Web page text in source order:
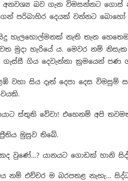
බව ගැන විමසන්නට ගොස්
පරිබාහිර දෙයක් වන්නට බොහෝ
හැලහොල්මනක් නැති තැන
මුදා හැරියේ ය. මෙවර නම්
ගිය දෙවැන්නා ක්‍රමයෙන් පණ
වහා සිය දෑත් දෙපා දෙස විමසුම්
ස්තුති වේවා! එහෙනම් අපි
මුසුව තිබේ.
වුණේ…? යානයට ගොඩක් හානි
නම් එච්චර ම බරපතළ නැහැ…